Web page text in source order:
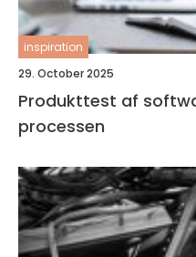
inspiration
29. October 2025
Produkttest af
processen